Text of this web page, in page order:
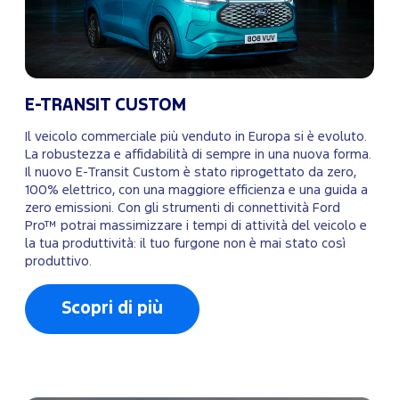
E-TRANSIT CUSTOM
Il veicolo commerciale più venduto in Europa si è evoluto.
La robustezza e affidabilità di sempre in una nuova forma.
Il nuovo E-Transit Custom è stato riprogettato da zero,
100% elettrico, con una maggiore efficienza e una guida a
zero emissioni. Con gli strumenti di connettività Ford
Pro™ potrai massimizzare i tempi di attività del veicolo e
la tua produttività: il tuo furgone non è mai stato così
produttivo.
Scopri di più